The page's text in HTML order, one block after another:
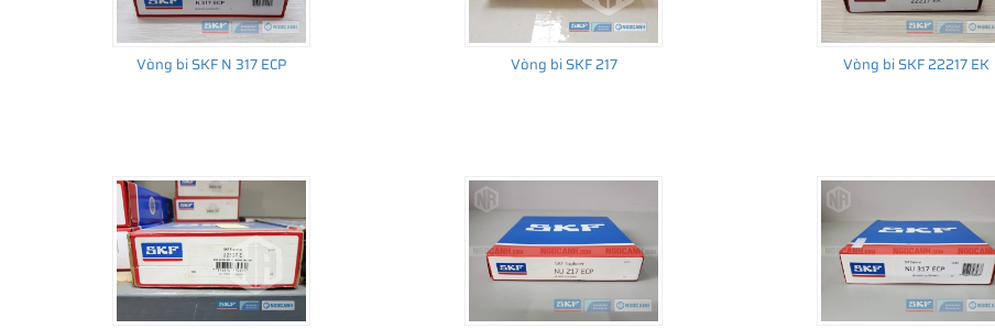
Vòng bi SKF N 317 ECP Vòng bi SKF 217 Vòng bi SKF 22217 EK